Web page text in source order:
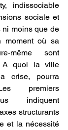
indissociable
sociale et
ni moins que de
moment où sa
même sont
A quoi la ville
crise, pourra
premiers
indiquent
structurants
et la nécessité